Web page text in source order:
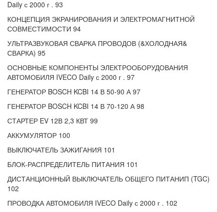
Daily с 2000 г . 93
КОНЦЕПЦИЯ ЭКРАНИРОВАНИЯ И ЭЛЕКТРОМАГНИТНОЙ
СОВМЕСТИМОСТИ 94
УЛЬТРАЗВУКОВАЯ СВАРКА ПРОВОДОВ (&ХОЛОДНАЯ&
СВАРКА) 95
ОСНОВНЫЕ КОМПОНЕНТЫ ЭЛЕКТРООБОРУДОВАНИЯ
АВТОМОБИЛЯ IVECO Daily с 2000 г . 97
ГЕНЕРАТОР BOSCH KCBI 14 В 50-90 А 97
ГЕНЕРАТОР BOSCH KCBI 14 В 70-120 А 98
СТАРТЕР EV 12В 2,3 КВТ 99
АККУМУЛЯТОР 100
ВЫКЛЮЧАТЕЛЬ ЗАЖИГАНИЯ 101
БЛОК-РАСПРЕДЕЛИТЕЛЬ ПИТАНИЯ 101
ДИСТАНЦИОННЫЙ ВЫКЛЮЧАТЕЛЬ ОБЩЕГО ПИТАНИП (TGC)
102
ПРОВОДКА АВТОМОБИЛЯ IVECO Daily с 2000 г . 102